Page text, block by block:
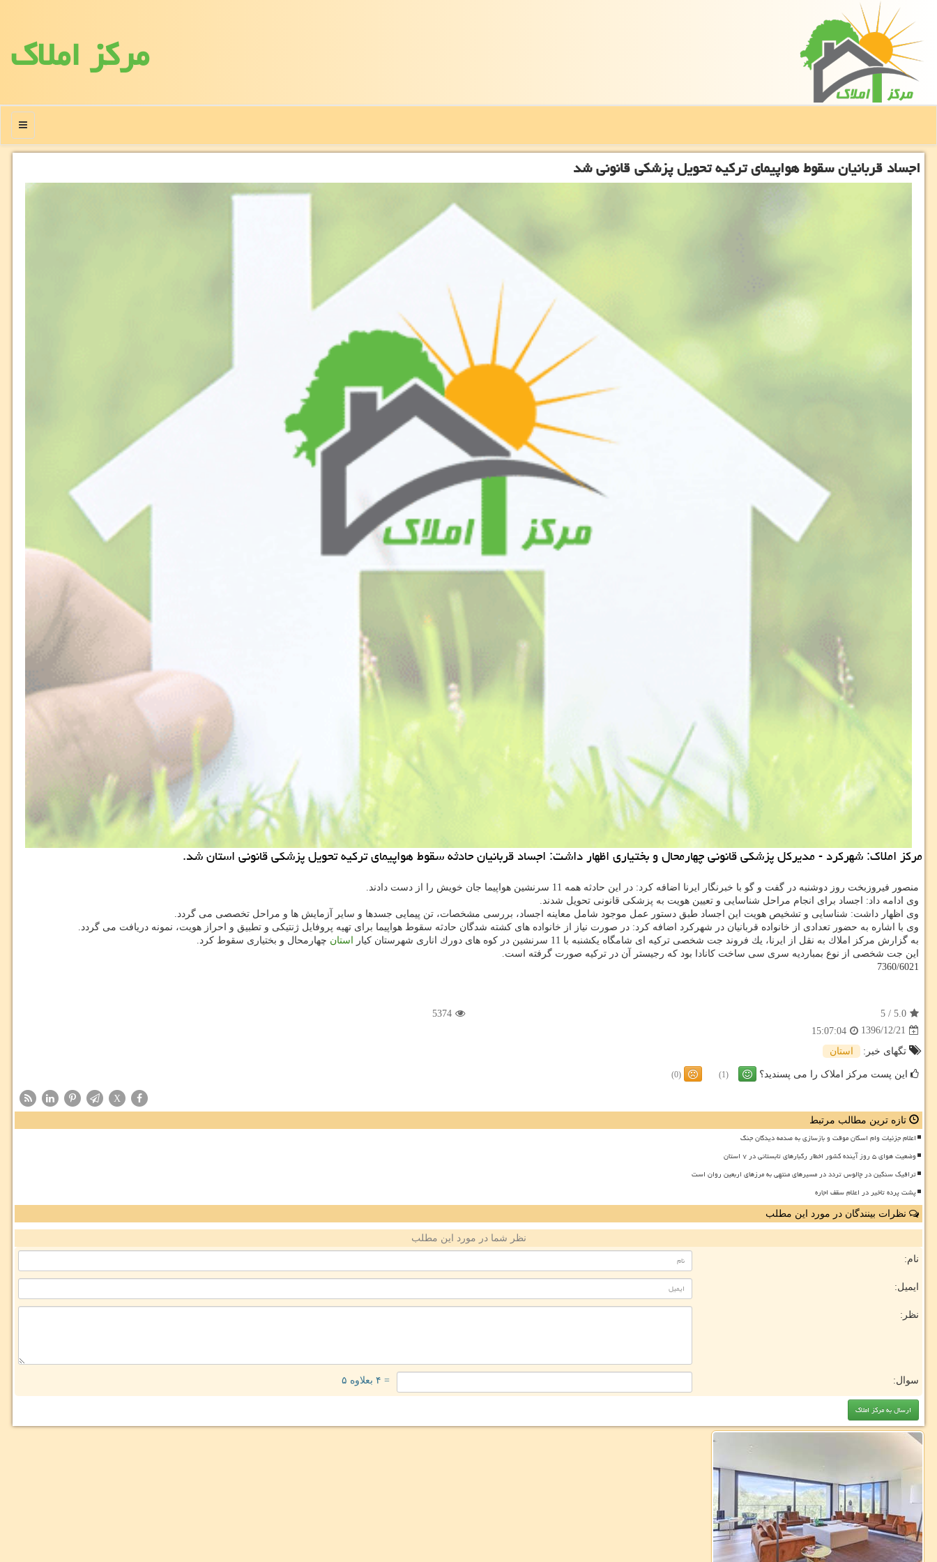
مركز املاك
منو
اجساد قربانیان سقوط هواپیمای تركیه تحویل پزشكی قانونی شد
مركز املاك: شهركرد - مدیركل پزشكی قانونی چهارمحال و بختیاری اظهار داشت: اجساد قربانیان حادثه سقوط هواپیمای تركیه تحویل پزشكی قانونی استان شد.
منصور فیروزبخت روز دوشنبه در گفت و گو با خبرنگار ایرنا اضافه كرد: در این حادثه همه 11 سرنشین هواپیما جان خویش را از دست دادند.
وی ادامه داد: اجساد برای انجام مراحل شناسایی و تعیین هویت به پزشكی قانونی تحویل شدند.
وی اظهار داشت: شناسایی و تشخیص هویت این اجساد طبق دستور عمل موجود شامل معاینه اجساد، بررسی مشخصات، تن پیمایی جسدها و سایر آزمایش ها و مراحل تخصصی می گردد.
وی با اشاره به حضور تعدادی از خانواده قربانیان در شهركرد اضافه كرد: در صورت نیاز از خانواده های كشته شدگان حادثه سقوط هواپیما برای تهیه پروفایل ژنتیكی و تطبیق و احراز هویت، نمونه دریافت می گردد.
به گزارش مركز املاك به نقل از ایرنا، یك فروند جت شخصی تركیه ای شامگاه یكشنبه با 11 سرنشین در كوه های دورك اناری شهرستان كیار
استان چهارمحال و بختیاری سقوط كرد.
این جت شخصی از نوع بمباردیه سری سی ساخت كانادا بود كه رجیستر آن در تركیه صورت گرفته است.
7360/6021
5.0
/
5
5374
1396/12/21
15:07:04
تگهای خبر:
استان
این پست مرکز املاک را می پسندید؟ (1)
(0)
X
تازه ترین مطالب مرتبط
اعلام جزئیات وام اسکان موقت و بازسازی به صدمه دیدگان جنگ
وضعیت هوای ۵ روز آینده کشور اخطار رگبارهای تابستانی در ۷ استان
ترافیک سنگین در چالوس تردد در مسیرهای منتهی به مرزهای اربعین روان است
پشت پرده تاخیر در اعلام سقف اجاره
نظرات بینندگان در مورد این مطلب
نظر شما در مورد این مطلب
نام:
ایمیل:
نظر:
سوال: = ۴ بعلاوه ۵